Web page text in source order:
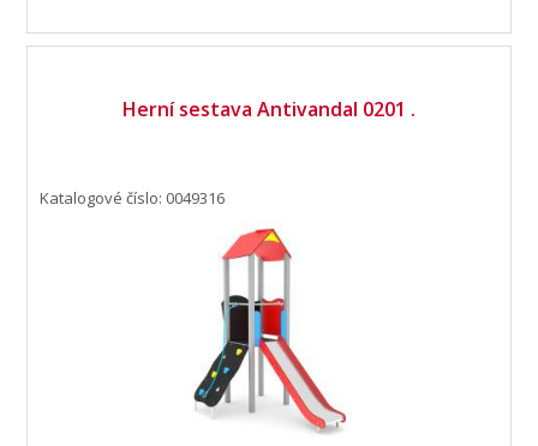
Herní sestava Antivandal 0201 .
Katalogové číslo: 0049316